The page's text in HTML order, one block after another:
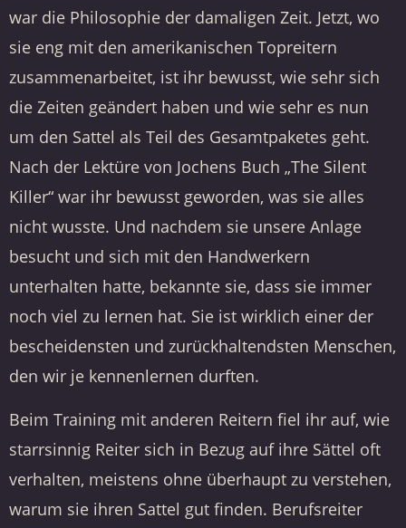
war die Philosophie der damaligen Zeit. Jetzt, wo
sie eng mit den amerikanischen Topreitern
zusammenarbeitet, ist ihr bewusst, wie sehr sich
die Zeiten geändert haben und wie sehr es nun
um den Sattel als Teil des Gesamtpaketes geht.
Nach der Lektüre von Jochens Buch „The Silent
Killer“ war ihr bewusst geworden, was sie alles
nicht wusste. Und nachdem sie unsere Anlage
besucht und sich mit den Handwerkern
unterhalten hatte, bekannte sie, dass sie immer
noch viel zu lernen hat. Sie ist wirklich einer der
bescheidensten und zurückhaltendsten Menschen,
den wir je kennenlernen durften.
Beim Training mit anderen Reitern fiel ihr auf, wie
starrsinnig Reiter sich in Bezug auf ihre Sättel oft
verhalten, meistens ohne überhaupt zu verstehen,
warum sie ihren Sattel gut finden. Berufsreiter